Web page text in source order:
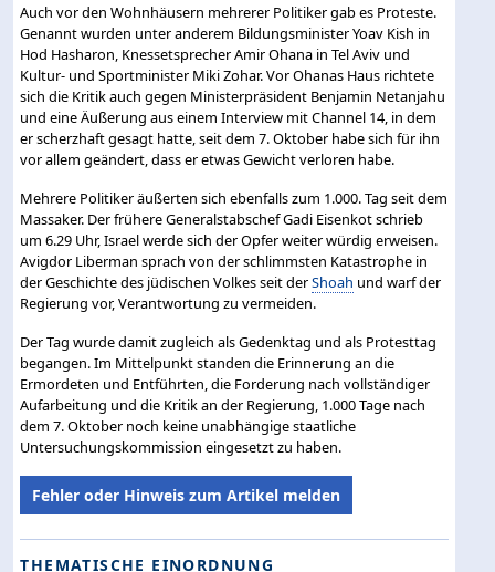
Auch vor den Wohnhäusern mehrerer Politiker gab es Proteste.
Genannt wurden unter anderem Bildungsminister Yoav Kish in
Hod Hasharon, Knessetsprecher Amir Ohana in Tel Aviv und
Kultur- und Sportminister Miki Zohar. Vor Ohanas Haus richtete
sich die Kritik auch gegen Ministerpräsident Benjamin Netanjahu
und eine Äußerung aus einem Interview mit Channel 14, in dem
er scherzhaft gesagt hatte, seit dem 7. Oktober habe sich für ihn
vor allem geändert, dass er etwas Gewicht verloren habe.
Mehrere Politiker äußerten sich ebenfalls zum 1.000. Tag seit dem
Massaker. Der frühere Generalstabschef Gadi Eisenkot schrieb
um 6.29 Uhr, Israel werde sich der Opfer weiter würdig erweisen.
Avigdor Liberman sprach von der schlimmsten Katastrophe in
der Geschichte des jüdischen Volkes seit derShoah und warf der
Regierung vor, Verantwortung zu vermeiden.
Der Tag wurde damit zugleich als Gedenktag und als Protesttag
begangen. Im Mittelpunkt standen die Erinnerung an die
Ermordeten und Entführten, die Forderung nach vollständiger
Aufarbeitung und die Kritik an der Regierung, 1.000 Tage nach
dem 7. Oktober noch keine unabhängige staatliche
Untersuchungskommission eingesetzt zu haben.
Fehler oder Hinweis zum Artikel melden
THEMATISCHE EINORDNUNG